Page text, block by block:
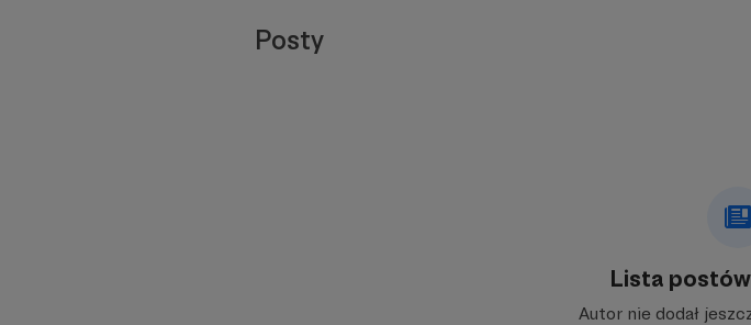
Posty
Lista
Autor nie dodał